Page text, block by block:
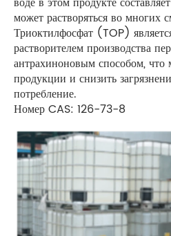
может растворяться во многих
Триоктилфосфат (TOP)
растворителем производства
антрахиноновым способом, что
продукции и снизить
потребление.
Номер CAS: 126-73-8